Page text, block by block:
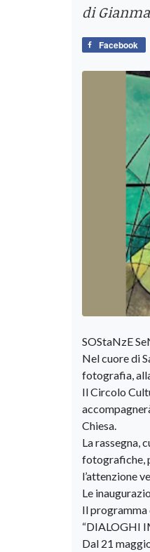
di
Facebook
SOStaNzE
Nel cuore di
fotografia,
Il Circolo
Chiesa.
La rassegna,
fotografiche,
l’attenzione
Le
Il programma
“DIALOGHI
Dal 21